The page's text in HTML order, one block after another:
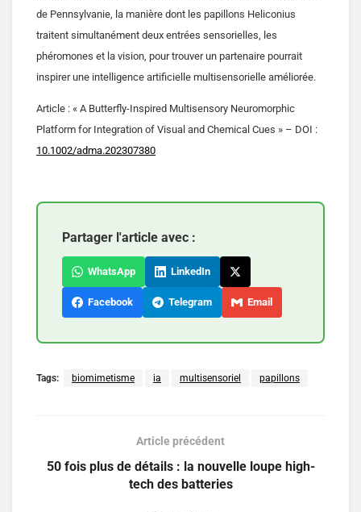
de Pennsylvanie, la manière dont les papillons Heliconius
traitent simultanément deux entrées sensorielles, les
phéromones et la vision, pour trouver un partenaire pourrait
inspirer une intelligence artificielle multisensorielle améliorée.
Article : « A Butterfly-Inspired Multisensory Neuromorphic
Platform for Integration of Visual and Chemical Cues » – DOI :
10.1002/adma.202307380
Partager l'article avec :
WhatsApp LinkedIn
Facebook Telegram Email
Tags: biomimetisme ia multisensoriel papillons
Article précédent
50 fois plus de détails : la nouvelle loupe high-
tech des batteries